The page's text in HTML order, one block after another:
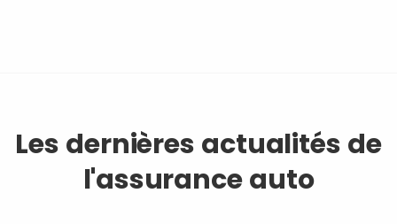
Les dernières actualités de
l'assurance auto